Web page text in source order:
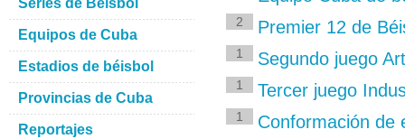
2 Premier 12 de
1 Segundo juego
1 Tercer juego
1 Conformación de
Series de Béisbol
Equipos de Cuba
Estadios de béisbol
Provincias de Cuba
Reportajes